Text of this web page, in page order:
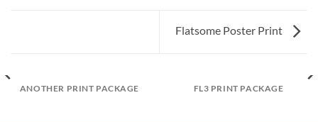
Flatsome Poster Print
ANOTHER PRINT PACKAGE FL3 PRINT PACKAGE